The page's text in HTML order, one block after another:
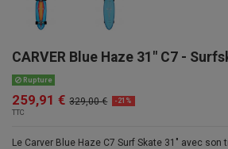
CARVER Blue Haze 31" C7 -
Rupture
259,91 € 329,00 € -21%
TTC
Le Carver Blue Haze C7 Surf Skate 31" avec son